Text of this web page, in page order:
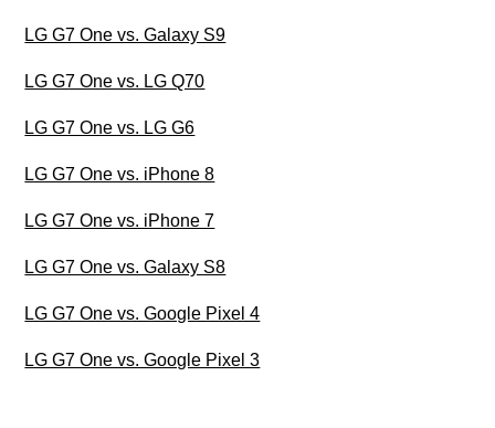
LG G7 One vs. Galaxy S9
LG G7 One vs. LG Q70
LG G7 One vs. LG G6
LG G7 One vs. iPhone 8
LG G7 One vs. iPhone 7
LG G7 One vs. Galaxy S8
LG G7 One vs. Google Pixel 4
LG G7 One vs. Google Pixel 3